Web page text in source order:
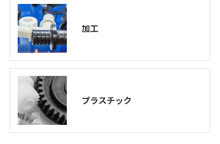
加工
プラスチック